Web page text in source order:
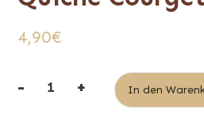
4,90€
- + In den